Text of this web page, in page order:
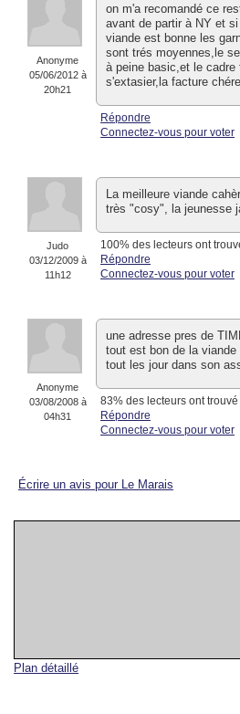
Plan détaillé
Anonyme
05/06/2012 à
20h21
on m'a recomandé ce
avant de partir à NY et
viande est bonne les
sont trés moyennes,le
à peine basic,et le cadre
s'extasier,la facture
Répondre
Connectez-vous pour voter
Judo
03/12/2009 à
11h12
La meilleure viande
très "cosy", la jeunesse
100% des lecteurs ont
Répondre
Connectez-vous pour voter
Anonyme
03/08/2008 à
04h31
une adresse pres de
tout est bon de la
tout les jour dans son
83% des lecteurs ont
Répondre
Connectez-vous pour voter
Écrire un avis pour Le Marais